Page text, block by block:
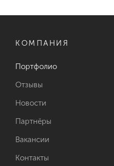
КОМПАНИЯ
Портфолио
Отзывы
Новости
Партнёры
Вакансии
Контакты